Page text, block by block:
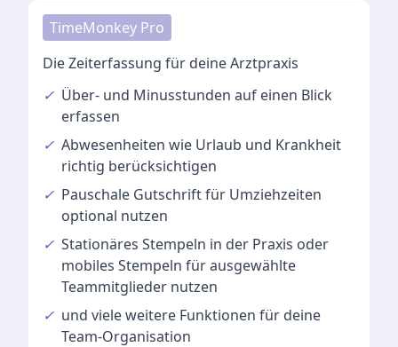
TimeMonkey Pro
Die Zeiterfassung für deine Arztpraxis
✓ Über- und Minusstunden auf einen Blick
erfassen
✓ Abwesenheiten wie Urlaub und Krankheit
richtig berücksichtigen
✓ Pauschale Gutschriftfür Umziehzeiten
optional nutzen
✓ Stationäres Stempeln in der Praxis oder
mobiles Stempeln für ausgewählte
Teammitglieder nutzen
✓ und vieleweitere Funktionen für deine
Team-Organisation